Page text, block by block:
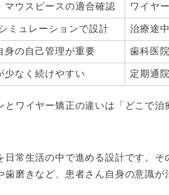
マウスピースの適合確認 ワイヤ
ミュレーションで設計 治療途
身の自己管理が重要 歯科医
少なく続けやすい 定期通
とワイヤー矯正の違いは「どこで治
日常生活の中で進める設計です。そ
歯磨きなど、患者さん自身の意識が